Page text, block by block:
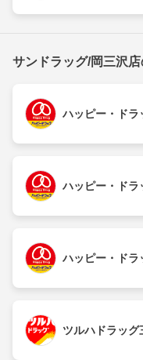
サンドラッグ/岡三沢
ハッピー・ドラ
ハッピー・ドラ
ハッピー・ドラ
ツルハドラッグ